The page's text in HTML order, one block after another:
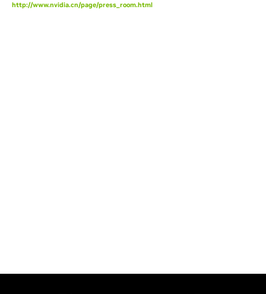
http://www.nvidia.cn/page/press_room.html